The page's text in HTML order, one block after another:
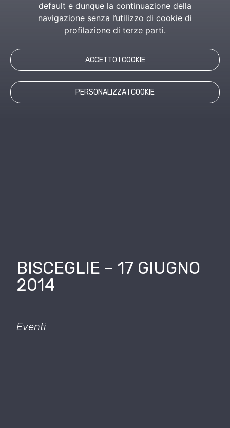
default e dunque la continuazione della
navigazione senza l’utilizzo di cookie di
profilazione di terze parti.
ACCETTO I COOKIE
PERSONALIZZA I COOKIE
BISCEGLIE – 17 GIUGNO
2014
Eventi